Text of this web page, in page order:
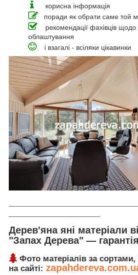
корисна інформація
поради як обрати саме той
рекомендації фахівців
облаштування
і взагалі - всіляки цікавинки
Дерев'яна яні матеріали
"Запах Дерева" ― гарантія
Фото матеріалів за
на сайті: